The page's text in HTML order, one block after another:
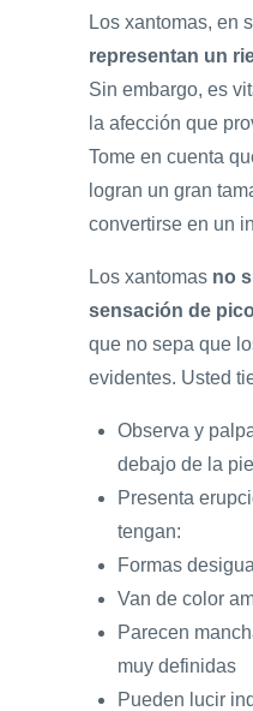
Los xantomas, en
representan un
Sin embargo, es
la afección que
Tome en cuenta
logran un gran
convertirse en un
Los xantomas no
sensación de
que no sepa que
evidentes. Usted
Observa y
debajo de la piel
Presenta
tengan:
Formas
Van de color
Parecen
muy definidas
Pueden lucir